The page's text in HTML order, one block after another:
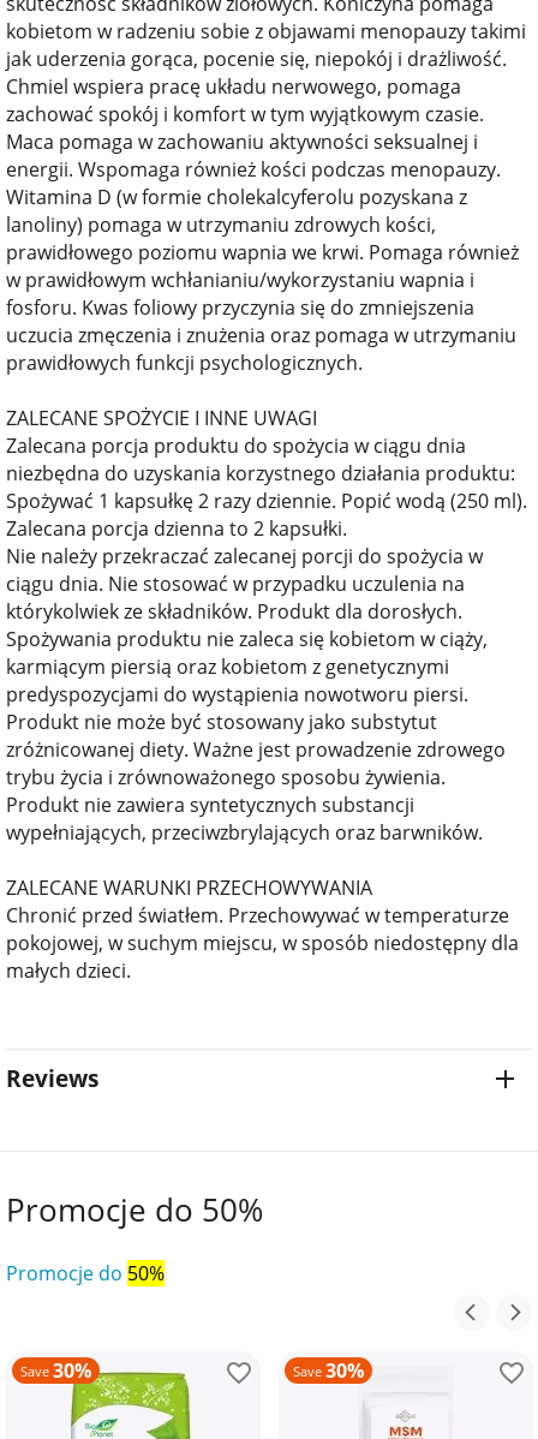
kobietom w radzeniu sobie z objawami menopauzy takimi
jak uderzenia gorąca, pocenie się, niepokój i drażliwość.
Chmiel wspiera pracę układu nerwowego, pomaga
zachować spokój i komfort w tym wyjątkowym czasie.
Maca pomaga w zachowaniu aktywności seksualnej i
energii. Wspomaga również kości podczas menopauzy.
Witamina D (w formie cholekalcyferolu pozyskana z
lanoliny) pomaga w utrzymaniu zdrowych kości,
prawidłowego poziomu wapnia we krwi. Pomaga również
w prawidłowym wchłanianiu/wykorzystaniu wapnia i
fosforu. Kwas foliowy przyczynia się do zmniejszenia
uczucia zmęczenia i znużenia oraz pomaga w utrzymaniu
prawidłowych funkcji psychologicznych.
ZALECANE SPOŻYCIE I INNE UWAGI
Zalecana porcja produktu do spożycia w ciągu dnia
niezbędna do uzyskania korzystnego działania produktu:
Spożywać 1 kapsułkę 2 razy dziennie. Popić wodą (250 ml).
Zalecana porcja dzienna to 2 kapsułki.
Nie należy przekraczać zalecanej porcji do spożycia w
ciągu dnia. Nie stosować w przypadku uczulenia na
którykolwiek ze składników. Produkt dla dorosłych.
Spożywania produktu nie zaleca się kobietom w ciąży,
karmiącym piersią oraz kobietom z genetycznymi
predyspozycjami do wystąpienia nowotworu piersi.
Produkt nie może być stosowany jako substytut
zróżnicowanej diety. Ważne jest prowadzenie zdrowego
trybu życia i zrównoważonego sposobu żywienia.
Produkt nie zawiera syntetycznych substancji
wypełniających, przeciwzbrylających oraz barwników.
ZALECANE WARUNKI PRZECHOWYWANIA
Chronić przed światłem. Przechowywać w temperaturze
pokojowej, w suchym miejscu, w sposób niedostępny dla
małych dzieci.
Reviews
Promocje do 50%
Promocje do 50%
Save 30% Save 30%